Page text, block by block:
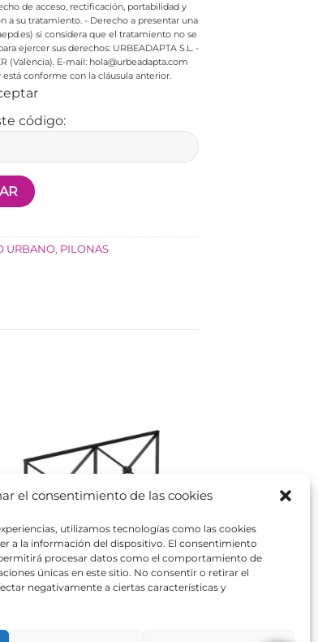
el consentimiento de las cookies
utilizamos tecnologías como las cookies
a la información del dispositivo. El consentimiento
procesar datos como el comportamiento de
únicas en este sitio. No consentir o retirar el
negativamente a ciertas características y
de acceso, rectificación, portabilidad y
a su tratamiento.- Derecho a presentar una
si considera que el tratamiento no se
ejercer sus derechos:URBEADAPTA S.L. -
(València). E-mail: hola@urbeadapta.com
conforme con la cláusula anterior.
código:
URBANO, PILONAS